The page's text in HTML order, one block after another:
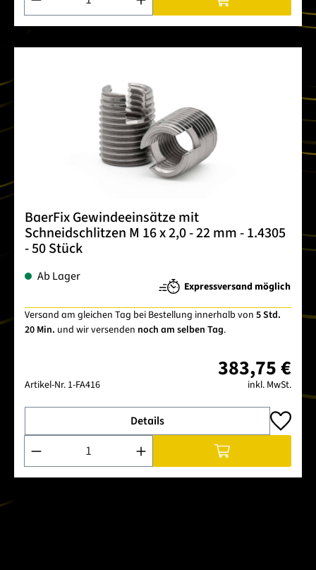
BaerFix Gewindeeinsätze mit
Schneidschlitzen M 16 x 2,0 - 22 mm - 1.4305
- 50 Stück
Ab Lager
Expressversand möglich
Versand am gleichen Tag bei Bestellung innerhalb von 5 Std.
20 Min. und wir versenden noch am selben Tag.
Artikel-Nr. 1-FA416
383,75 €
inkl. MwSt.
Details
Produkt Anzahl: Gib den gewünschten Wert ein oder